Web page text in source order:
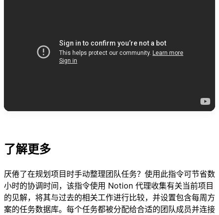
了解更多
厌倦了在规划项目时手动整理团队任务？使用此指令可节省数
小时的协调时间，该指令使用 Notion 代理收集有关当前项目
的见解，将其与过去的相关工作进行比较，并设置包含每周方
案的任务数据库。每个任务都被分配给合适的团队成员并连接